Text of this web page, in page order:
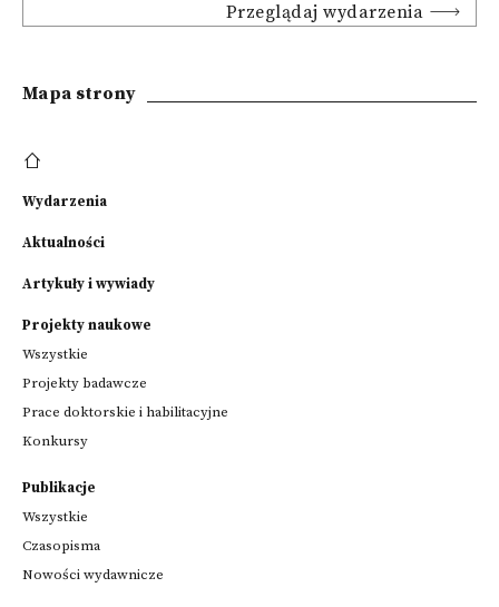
Przeglądaj wydarzenia
Mapa strony
Wydarzenia
Aktualności
Artykuły i wywiady
Projekty naukowe
Wszystkie
Projekty badawcze
Prace doktorskie i habilitacyjne
Konkursy
Publikacje
Wszystkie
Czasopisma
Nowości wydawnicze